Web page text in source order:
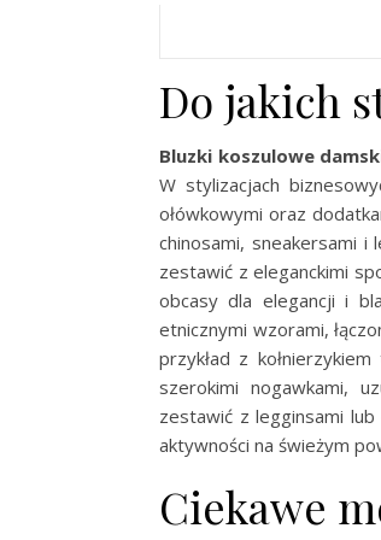
Do jakich
Bluzki koszulowe
W stylizacjach
ołówkowymi oraz
chinosami, sneakersami
zestawić z eleganckimi
obcasy dla elegancji i
etnicznymi wzorami,
przykład z
szerokimi nogawkami,
zestawić z legginsami
aktywności na świeżym
Ciekawe